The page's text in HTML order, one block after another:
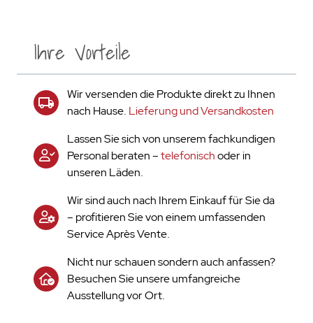
Ihre Vorteile
Wir versenden die Produkte direkt zu Ihnen
nach Hause. Lieferung und Versandkosten
Lassen Sie sich von unserem fachkundigen
Personal beraten –telefonischoder in
unseren Läden.
Wir sind auch nach Ihrem Einkauf für Sie da
– profitieren Sie von einem umfassenden
Service Après Vente.
Nicht nur schauen sondern auch anfassen?
Besuchen Sie unsere umfangreiche
Ausstellung vor Ort.